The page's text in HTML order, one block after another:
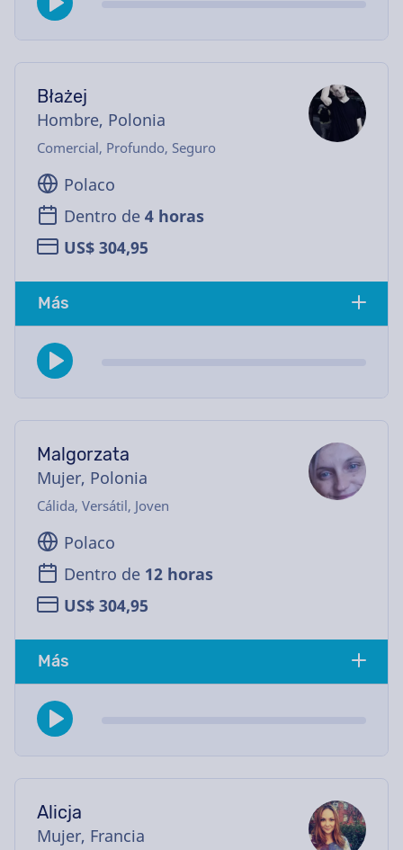
Błażej
Hombre, Polonia
Comercial, Profundo, Seguro
Polaco
Dentro de 4 horas
US$ 304,95
Más
Malgorzata
Mujer, Polonia
Cálida, Versátil, Joven
Polaco
Dentro de 12 horas
US$ 304,95
Más
Alicja
Mujer, Francia